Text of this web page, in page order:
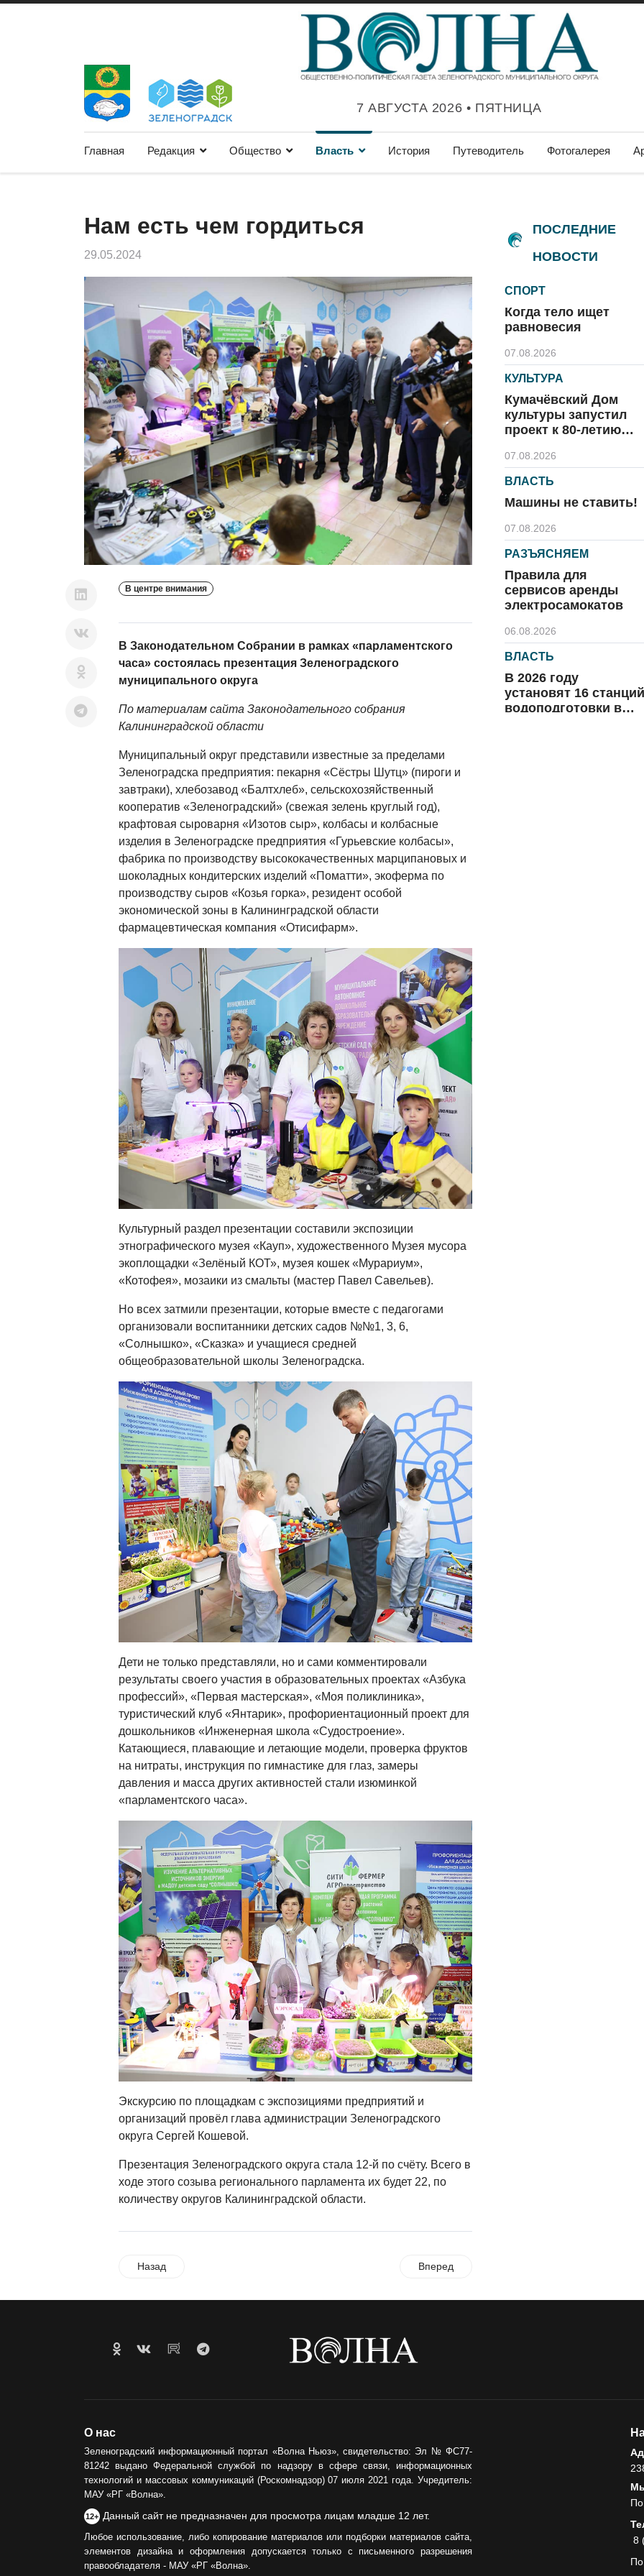
7 АВГУСТА 2026 • ПЯТНИЦА
Главная Редакция Общество Власть История Путеводитель Фотогалерея
Нам есть чем гордиться
29.05.2024
В центре внимания
В Законодательном Собрании в рамках «парламентского
часа» состоялась презентация Зеленоградского
муниципального округа
По материалам сайта Законодательного собрания
Калининградской области
Муниципальный округ представили известные за пределами
Зеленоградска предприятия: пекарня «Сёстры Шутц» (пироги и
завтраки), хлебозавод «Балтхлеб», сельскохозяйственный
кооператив «Зеленоградский» (свежая зелень круглый год),
крафтовая сыроварня «Изотов сыр», колбасы и колбасные
изделия в Зеленоградске предприятия «Гурьевские колбасы»,
фабрика по производству высококачественных марципановых и
шоколадных кондитерских изделий «Поматти», экоферма по
производству сыров «Козья горка», резидент особой
экономической зоны в Калининградской области
фармацевтическая компания «Отисифарм».
Культурный раздел презентации составили экспозиции
этнографического музея «Кауп», художественного Музея мусора
экоплощадки «Зелёный КОТ», музея кошек «Мурариум»,
«Котофея», мозаики из смальты (мастер Павел Савельев).
Но всех затмили презентации, которые вместе с педагогами
организовали воспитанники детских садов №№1, 3, 6,
«Солнышко», «Сказка» и учащиеся средней
общеобразовательной школы Зеленоградска.
Дети не только представляли, но и сами комментировали
результаты своего участия в образовательных проектах «Азбука
профессий», «Первая мастерская», «Моя поликлиника»,
туристический клуб «Янтарик», профориентационный проект для
дошкольников «Инженерная школа «Судостроение».
Катающиеся, плавающие и летающие модели, проверка фруктов
на нитраты, инструкция по гимнастике для глаз, замеры
давления и масса других активностей стали изюминкой
«парламентского часа».
Экскурсию по площадкам с экспозициями предприятий и
организаций провёл глава администрации Зеленоградского
округа Сергей Кошевой.
Презентация Зеленоградского округа стала 12-й по счёту. Всего в
ходе этого созыва регионального парламента их будет 22, по
количеству округов Калининградской области.
Назад Вперед
ПОСЛЕДНИЕ
НОВОСТИ
СПОРТ
Когда тело ищет
равновесия
07.08.2026
КУЛЬТУРА
Кумачёвский Дом
культуры запустил
проект к 80-летию
07.08.2026
ВЛАСТЬ
Машины не ставить!
07.08.2026
РАЗЪЯСНЯЕМ
Правила для
сервисов аренды
электросамокатов
06.08.2026
ВЛАСТЬ
В 2026 году
установят 16 станций
водоподготовки в
О нас
Зеленоградский информационный портал «Волна Ньюз», свидетельство: Эл № ФС77-
81242 выдано Федеральной службой по надзору в сфере связи, информационных
технологий и массовых коммуникаций (Роскомнадзор) 07 июля 2021 года. Учредитель:
МАУ «РГ «Волна».
12+ Данный сайт не предназначен для просмотра лицам младше 12 лет.
Любое использование, либо копирование материалов или подборки материалов сайта,
элементов дизайна и оформления допускается только с письменного разрешения
правообладателя - МАУ «РГ «Волна».
8